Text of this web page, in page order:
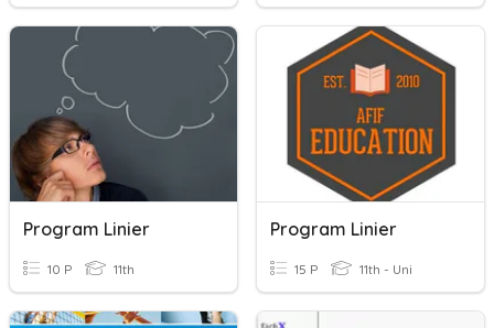
Program Linier
10 P 11th
Program Linier
15 P 11th - Uni